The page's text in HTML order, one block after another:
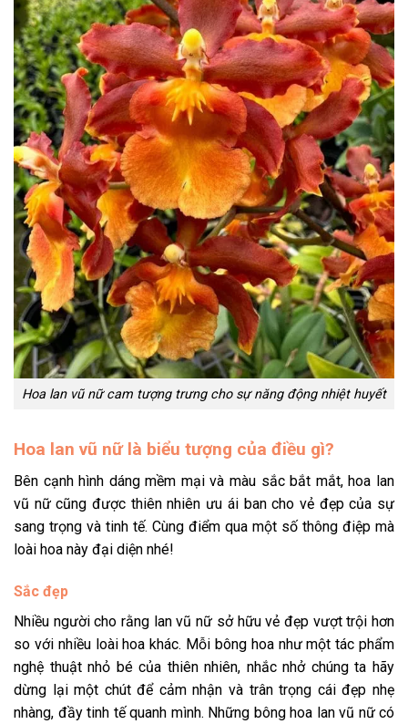
Hoa lan vũ nữ cam tượng trưng cho sự năng động nhiệt huyết
Hoa lan vũ nữ là biểu tượng của điều gì?
Bên cạnh hình dáng mềm mại và màu sắc bắt mắt, hoa lan
vũ nữ cũng được thiên nhiên ưu ái ban cho vẻ đẹp của sự
sang trọng và tinh tế. Cùng điểm qua một số thông điệp mà
loài hoa này đại diện nhé!
Sắc đẹp
Nhiều người cho rằng lan vũ nữ sở hữu vẻ đẹp vượt trội hơn
so với nhiều loài hoa khác. Mỗi bông hoa như một tác phẩm
nghệ thuật nhỏ bé của thiên nhiên, nhắc nhở chúng ta hãy
dừng lại một chút để cảm nhận và trân trọng cái đẹp nhẹ
nhàng, đầy tinh tế quanh mình. Những bông hoa lan vũ nữ có